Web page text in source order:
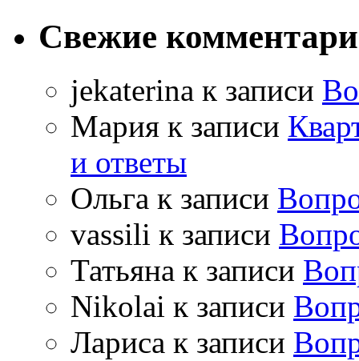
Свежие
jekaterina к записи
Мария к записи
и ответы
Ольга к записи
vassili к записи
Татьяна к записи
Nikolai к записи
Лариса к записи